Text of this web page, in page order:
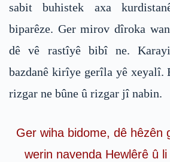
sabit buhistek axa
biparêze. Ger mirov dîroka
dê vê rastîyê bibî ne.
bazdanê kirîye gerîla yê xeyalî.
rizgar ne bûne û rizgar jî nabin.
Ger wiha bidome, dê hêzên
werin navenda Hewlêrê û